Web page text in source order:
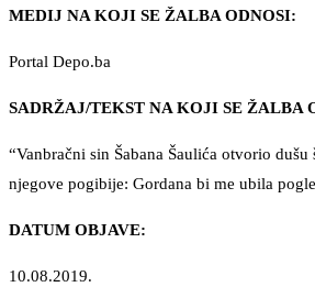
MEDIJ NA KOJI SE ŽALBA ODNOSI:
Portal Depo.ba
SADRŽAJ/TEKST NA KOJI SE ŽALBA
“Vanbračni sin Šabana Šaulića otvorio dušu
njegove pogibije: Gordana bi me ubila
DATUM OBJAVE:
10.08.2019.